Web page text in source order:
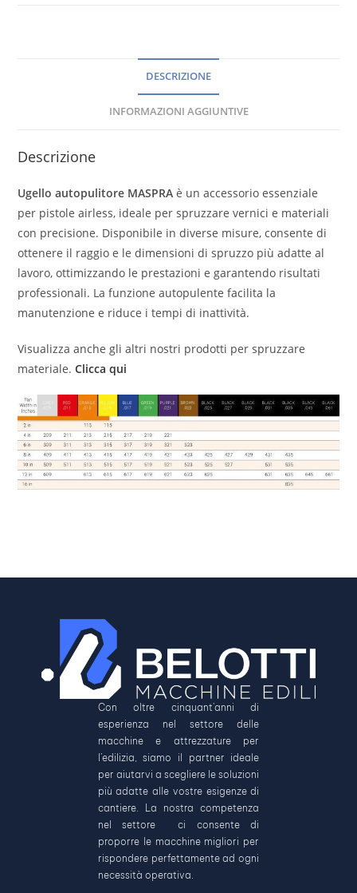
DESCRIZIONE
INFORMAZIONI AGGIUNTIVE
Descrizione
Ugello autopulitore MASPRA è un accessorio essenziale
per pistole airless, ideale per spruzzare vernici e materiali
con precisione. Disponibile in diverse misure, consente di
ottenere il raggio e le dimensioni di spruzzo più adatte al
lavoro, ottimizzando le prestazioni e garantendo risultati
professionali. La funzione autopulente facilita la
manutenzione e riduce i tempi di inattività.
Visualizza anche gli altri nostri prodotti per spruzzare
materiale.Clicca qui
Con oltre cinquant’anni di
esperienza nel settore delle
macchine e attrezzature per
l’edilizia, siamo il partner ideale
per aiutarvi a scegliere le soluzioni
più adatte alle vostre esigenze di
cantiere. La nostra competenza
nel settore ci consente di
proporre le macchine migliori per
rispondere perfettamente ad ogni
necessità operativa.